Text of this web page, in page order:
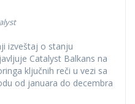
izveštaj o stanju
Catalyst Balkans na
ključnih reči u vezi sa
od januara do decembra